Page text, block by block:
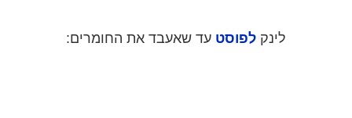
לינק לפוסט עד שאעבד את החומרים: